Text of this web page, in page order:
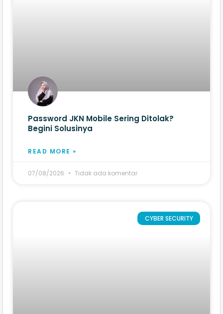
Password JKN Mobile Sering Ditolak?
Begini Solusinya
READ MORE »
07/08/2026 Tidak ada komentar
CYBER SECURITY